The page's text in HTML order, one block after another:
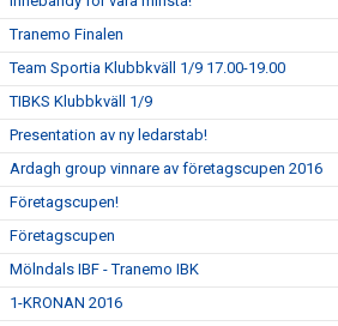
Tranemo Finalen
Team Sportia Klubbkväll 1/9 17.00-19.00
TIBKS Klubbkväll 1/9
Presentation av ny ledarstab!
Ardagh group vinnare av företagscupen 2016
Företagscupen!
Företagscupen
Mölndals IBF - Tranemo IBK
1-KRONAN 2016